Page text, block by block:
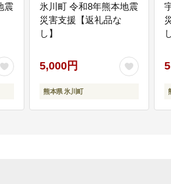
震
氷川町 令和8年熊本地震
災害支援【返礼品な
し】
5,000円
熊本県 氷川町